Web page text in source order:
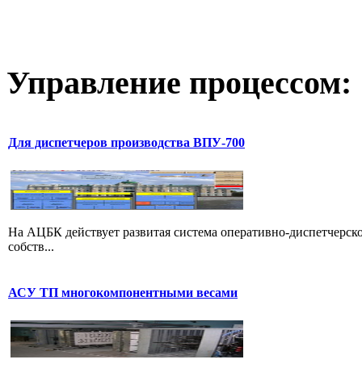
Управление процессом:
Для диспетчеров производства ВПУ-700
На АЦБК действует развитая система оперативно-
собств...
АСУ ТП многокомпонентными весами